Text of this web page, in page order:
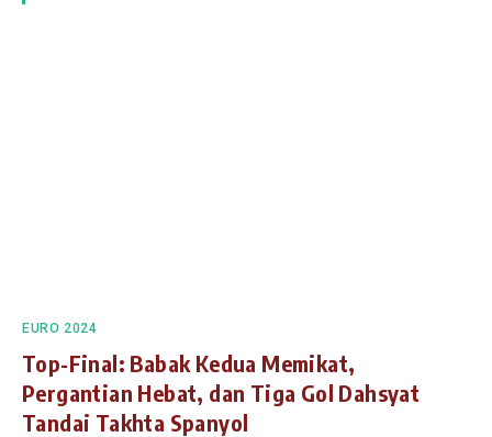
EURO 2024
Top-Final: Babak Kedua Memikat,
Pergantian Hebat, dan Tiga Gol Dahsyat
Tandai Takhta Spanyol